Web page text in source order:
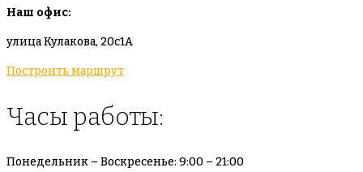
Наш офис:
улица Кулакова, 20с1А
Построить маршрут
Часы работы:
Понедельник – Воскресенье: 9:00 – 21:00